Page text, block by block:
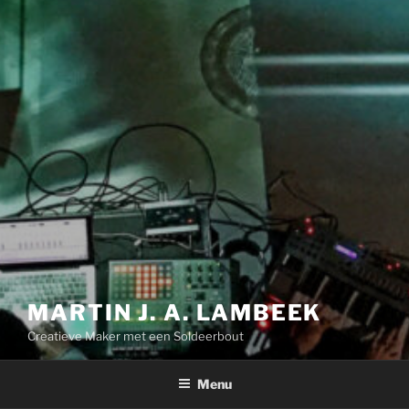
MARTIN J. A. LAMBEEK
Creatieve Maker met een Soldeerbout
Menu